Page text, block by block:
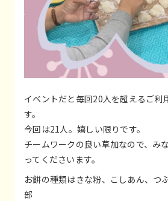
イベントだと毎回20人を超えるご利
す。
今回は21人。嬉しい限りです。
チームワークの良い草加なので、み
ってくださいます。
お餅の種類はきな粉、こしあん、つ
部